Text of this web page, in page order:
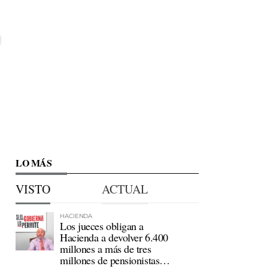
LO MÁS
VISTO ACTUAL
HACIENDA
Los jueces obligan a
Hacienda a devolver 6.400
millones a más de tres
millones de pensionistas